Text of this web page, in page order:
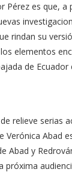
Pérez es que,
rindan su
elementos
de
relieve serias
Verónica Abad
Abad y
próxima